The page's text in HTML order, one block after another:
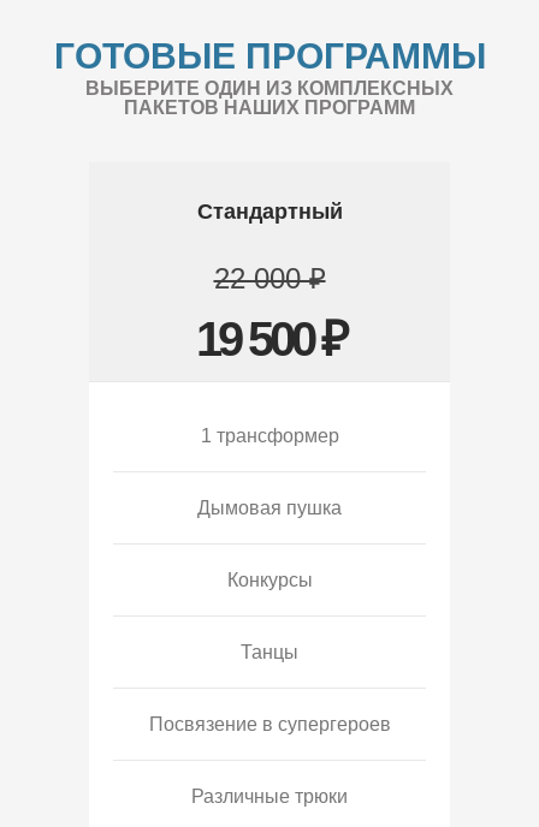
ГОТОВЫЕ ПРОГРАММЫ
ВЫБЕРИТЕ ОДИН ИЗ КОМПЛЕКСНЫХ
ПАКЕТОВ НАШИХ ПРОГРАММ
Стандартный
22 000 ₽
19 500 ₽
1 трансформер
Дымовая пушка
Конкурсы
Танцы
Посвязение в супергероев
Различные трюки